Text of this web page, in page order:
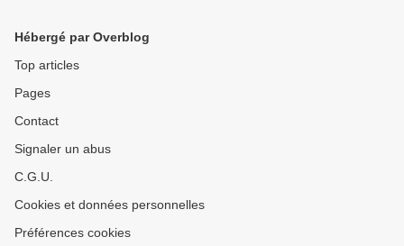
Hébergé par Overblog
Top articles
Pages
Contact
Signaler un abus
C.G.U.
Cookies et données personnelles
Préférences cookies